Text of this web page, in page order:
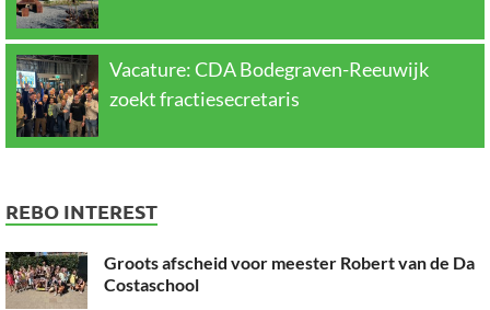
Vacature: CDA Bodegraven-Reeuwijk
zoekt fractiesecretaris
REBO INTEREST
Groots afscheid voor meester Robert van de Da
Costaschool